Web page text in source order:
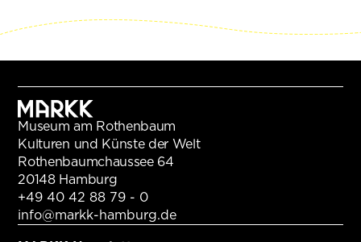
Museum am Rothenbaum
Kulturen und Künste der Welt
Rothenbaumchaussee 64
20148 Hamburg
+49 40 42 88 79 - 0
info@markk-hamburg.de